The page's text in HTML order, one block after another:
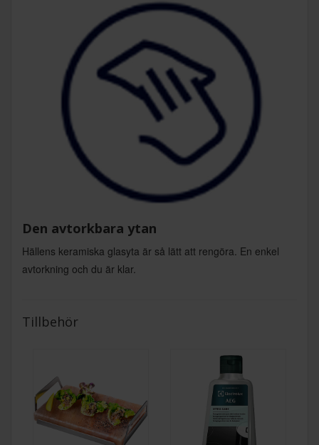
Den avtorkbara ytan
Hällens keramiska glasyta är så lätt att rengöra. En enkel
avtorkning och du är klar.
Tillbehör